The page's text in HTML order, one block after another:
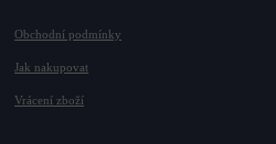
Obchodní podmínky
Jak nakupovat
Vrácení zboží